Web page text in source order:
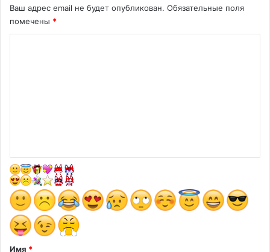
Ваш адрес email не будет опубликован. Обязательные поля
помечены *
а
р
и
й
Имя *